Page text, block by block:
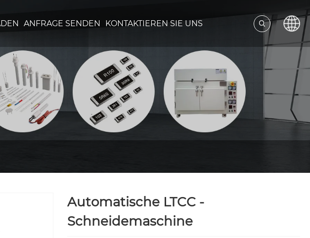
ANFRAGE SENDEN KONTAKTIEREN SIE UNS
Automatische LTCC -
Schneidemaschine